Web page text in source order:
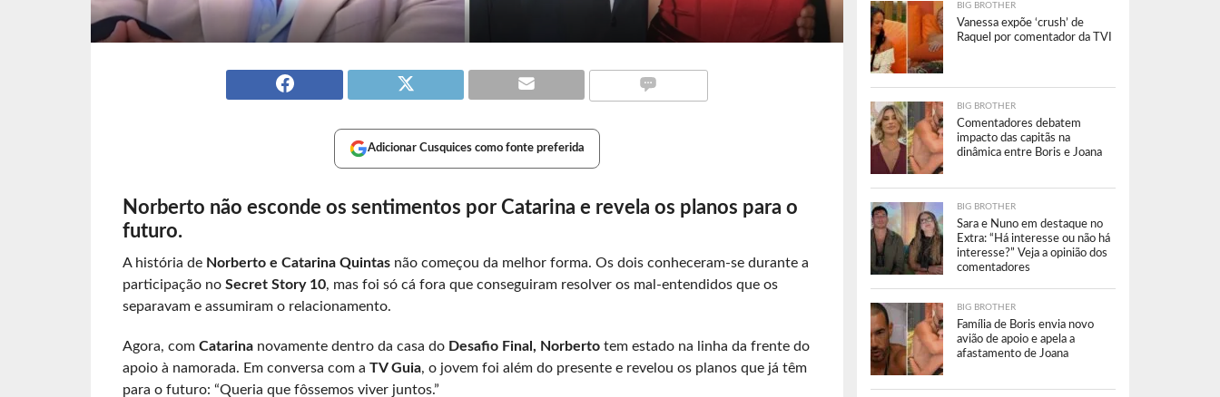
Adicionar Cusquices como fonte preferida
Norberto não esconde os sentimentos por Catarina e revela os planos para o
futuro.
A história de Norberto e Catarina Quintasnão começou da melhor forma. Os dois conheceram-se durante a
participação no Secret Story 10, mas foi só cá fora que conseguiram resolver os mal-entendidos que os
separavam e assumiram o relacionamento.
Agora, com Catarinanovamente dentro da casa do Desafio Final, Norbertotem estado na linha da frente do
apoio à namorada. Em conversa com a TV Guia, o jovem foi além do presente e revelou os planos que já têm
para o futuro: “Queria que fôssemos viver juntos.”
BIG BROTHER
Vanessa expõe ‘crush’ de
Raquel por comentador da TVI
BIG BROTHER
Comentadores debatem
impacto das capitãs na
dinâmica entre Boris e Joana
BIG BROTHER
Sara e Nuno em destaque no
Extra: “Há interesse ou não há
interesse?” Veja a opinião dos
comentadores
BIG BROTHER
Família de Boris envia novo
avião de apoio e apela a
afastamento de Joana